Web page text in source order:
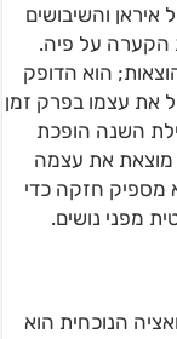
והשיבושים
הקערה על פיה.
הוא הדופק
את עצמו בפרק זמן
השנה הופכת
מוצאת את עצמה
חזקה כדי
מפני נושים.
הנוכחית הוא